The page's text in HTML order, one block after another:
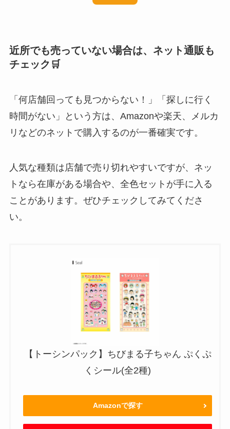
近所でも売っていない場合は、ネット通販も
チェック🛒
「何店舗回っても見つからない！」「探しに行く
時間がない」という方は、Amazonや楽天、メルカ
リなどのネットで購入するのが一番確実です。
人気な種類は店舗で売り切れやすいですが、ネッ
トなら在庫がある場合や、全色セットが手に入る
ことがあります。ぜひチェックしてみてくださ
い。
【トーシンパック】ちびまる子ちゃん ぷくぷ
くシール(全2種)
Amazonで探す